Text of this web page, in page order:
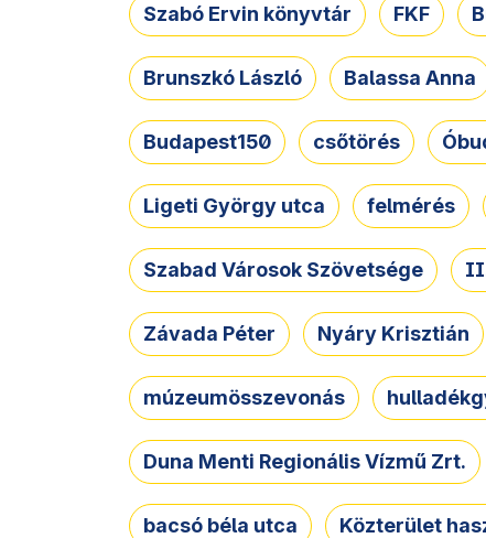
Szabó Ervin könyvtár FKF
Brunszkó László Balassa Anna
Budapest150 csőtörés
Ligeti György utca felmérés
Szabad Városok Szövetsége
Závada Péter Nyáry Krisztián
múzeumösszevonás
Duna Menti Regionális Vízmű Zrt.
bacsó béla utca Közterület